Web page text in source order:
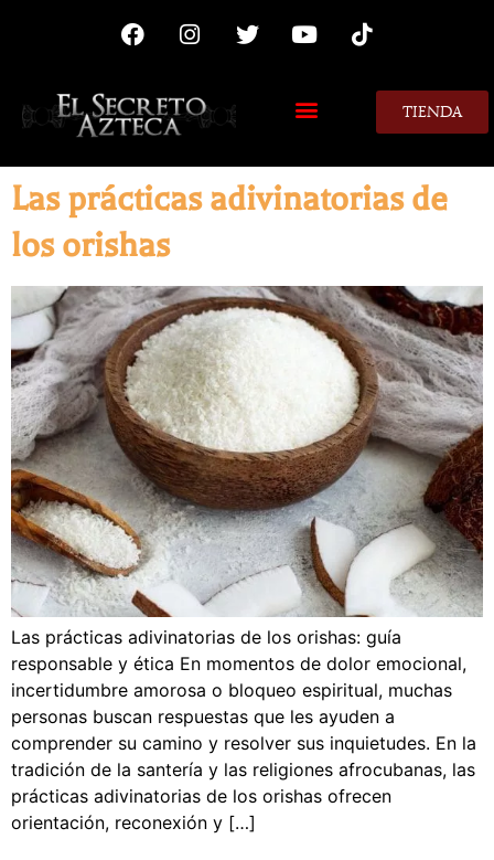
TIENDA
Las prácticas adivinatorias de
los orishas
Las prácticas adivinatorias de los orishas: guía
responsable y ética En momentos de dolor emocional,
incertidumbre amorosa o bloqueo espiritual, muchas
personas buscan respuestas que les ayuden a
comprender su camino y resolver sus inquietudes. En la
tradición de la santería y las religiones afrocubanas, las
prácticas adivinatorias de los orishas ofrecen
orientación, reconexión y […]